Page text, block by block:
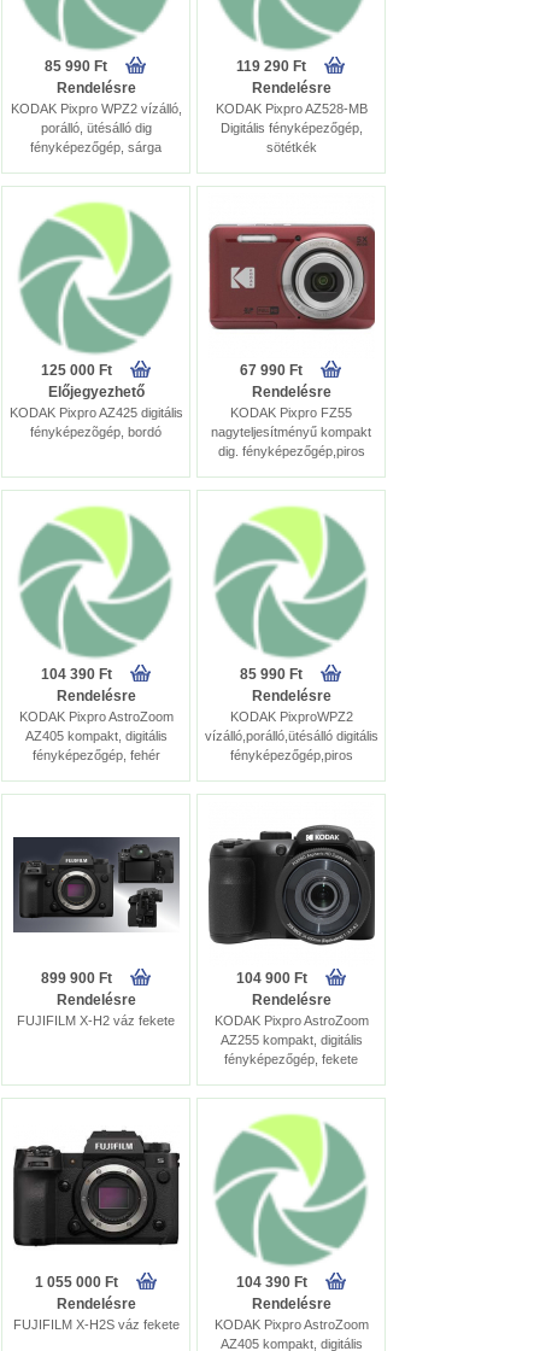
85 990 Ft
Rendelésre
KODAK Pixpro WPZ2 vízálló,
porálló, ütésálló dig
fényképezőgép, sárga
119 290 Ft
Rendelésre
KODAK Pixpro AZ528-MB
Digitális fényképezőgép,
sötétkék
125 000 Ft
Előjegyezhető
KODAK Pixpro AZ425 digitális
fényképezõgép, bordó
67 990 Ft
Rendelésre
KODAK Pixpro FZ55
nagyteljesítményű kompakt
dig. fényképezőgép,piros
104 390 Ft
Rendelésre
KODAK Pixpro AstroZoom
AZ405 kompakt, digitális
fényképezőgép, fehér
85 990 Ft
Rendelésre
KODAK PixproWPZ2
vízálló,porálló,ütésálló digitális
fényképezőgép,piros
899 900 Ft
Rendelésre
FUJIFILM X-H2 váz fekete
104 900 Ft
Rendelésre
KODAK Pixpro AstroZoom
AZ255 kompakt, digitális
fényképezőgép, fekete
1 055 000 Ft
Rendelésre
FUJIFILM X-H2S váz fekete
104 390 Ft
Rendelésre
KODAK Pixpro AstroZoom
AZ405 kompakt, digitális